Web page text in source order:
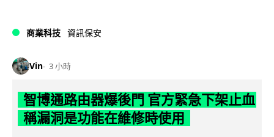
商業科技 資訊保安
Vin 3 小時
智博通路由器爆後門 官方緊急下架止血
稱漏洞是功能在維修時使用